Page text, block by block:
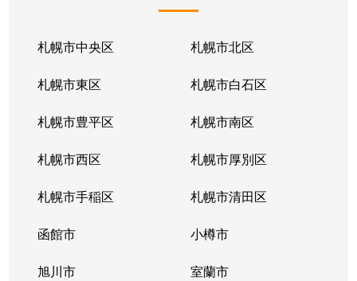
札幌市中央区 札幌市北区
札幌市東区 札幌市白石区
札幌市豊平区 札幌市南区
札幌市西区 札幌市厚別区
札幌市手稲区 札幌市清田区
函館市 小樽市
旭川市 室蘭市